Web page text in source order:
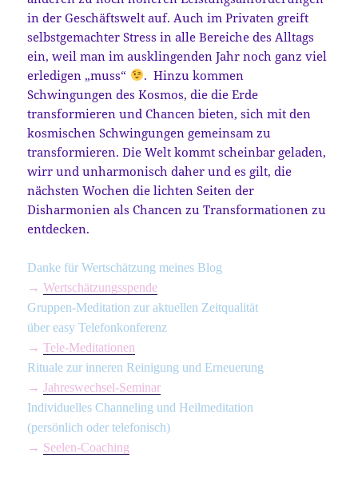
in der Geschäftswelt auf. Auch im Privaten greift
selbstgemachter Stress in alle Bereiche des Alltags
ein, weil man im ausklingenden Jahr noch ganz viel
erledigen „muss“
. Hinzu kommen
Schwingungen des Kosmos, die die Erde
transformieren und Chancen bieten, sich mit den
kosmischen Schwingungen gemeinsam zu
transformieren. Die Welt kommt scheinbar geladen,
wirr und unharmonisch daher und es gilt, die
nächsten Wochen die lichten Seiten der
Disharmonien als Chancen zu Transformationen zu
entdecken.
Danke für Wertschätzung meines Blog
→ Wertschätzungsspende
Gruppen-Meditation zur aktuellen Zeitqualität
über easy Telefonkonferenz
→Tele-Meditationen
Rituale zur inneren Reinigung und Erneuerung
→Jahreswechsel-Seminar
Individuelles Channeling und Heilmeditation
(persönlich oder telefonisch)
→ Seelen-Coaching